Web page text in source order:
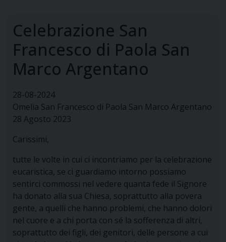
Celebrazione San
Francesco di Paola San
Marco Argentano
28-08-2024
Omelia San Francesco di Paola San Marco Argentano
28 Agosto 2023
Carissimi,
tutte le volte in cui ci incontriamo per la celebrazione
eucaristica, se ci guardiamo intorno possiamo
sentirci commossi nel vedere quanta fede il Signore
ha donato alla sua Chiesa, soprattutto alla povera
gente, a quelli che hanno problemi, che hanno dolori
nel cuore e a chi porta con sé la sofferenza di altri,
soprattutto dei figli, dei genitori, delle persone a cui